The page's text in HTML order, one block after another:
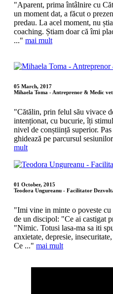
"Aparent, prima întâlnire cu
un moment dat, a făcut o
predau. La acel moment, nu
coaching. Știam doar că îmi
..." mai mult
05 March, 2017
Mihaela Toma - Antreprenor & Medic
"Cătălin, prin felul său vivace
intenționat, cu bucurie, îți
nivel de conștiință superior.
ghidează pe parcursul
mult
01 October, 2015
Teodora Ungureanu - Facilitator
"Imi vine in minte o poveste
de un discipol: "Ce ai castigat
"Nimic. Totusi lasa-ma sa iti
anxietate, depresie,
Ce ..." mai mult